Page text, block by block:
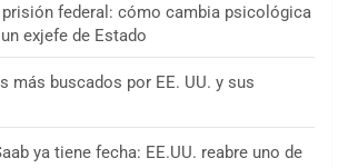
federal: cómo cambia psicológica
exjefe de Estado
más buscados por EE. UU. y sus
ya tiene fecha: EE.UU. reabre uno de